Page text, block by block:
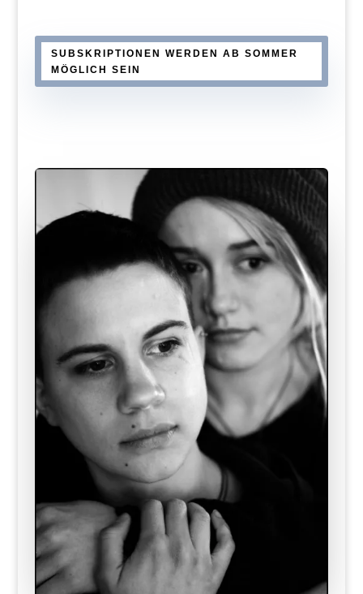
SUBSKRIPTIONEN WERDEN AB SOMMER
MÖGLICH SEIN